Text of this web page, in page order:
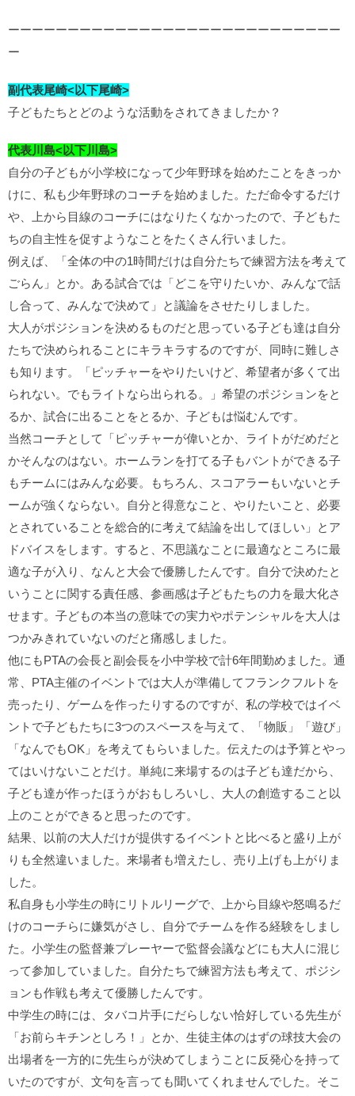
ーーーーーーーーーーーーーーーーーーーーーーーーーーーー
ー
副代表尾崎<以下尾崎>
子どもたちとどのような活動をされてきましたか？
代表川島<以下川島>
自分の子どもが小学校になって少年野球を始めたことをきっか
けに、私も少年野球のコーチを始めました。ただ命令するだけ
や、上から目線のコーチにはなりたくなかったので、子どもた
ちの自主性を促すようなことをたくさん行いました。
例えば、「全体の中の1時間だけは自分たちで練習方法を考えて
ごらん」とか。ある試合では「どこを守りたいか、みんなで話
し合って、みんなで決めて」と議論をさせたりしました。
大人がポジションを決めるものだと思っている子ども達は自分
たちで決められることにキラキラするのですが、同時に難しさ
も知ります。「ピッチャーをやりたいけど、希望者が多くて出
られない。でもライトなら出られる。」希望のポジションをと
るか、試合に出ることをとるか、子どもは悩むんです。
当然コーチとして「ピッチャーが偉いとか、ライトがだめだと
かそんなのはない。ホームランを打てる子もバントができる子
もチームにはみんな必要。もちろん、スコアラーもいないとチ
ームが強くならない。自分と得意なこと、やりたいこと、必要
とされていることを総合的に考えて結論を出してほしい」とア
ドバイスをします。すると、不思議なことに最適なところに最
適な子が入り、なんと大会で優勝したんです。自分で決めたと
いうことに関する責任感、参画感は子どもたちの力を最大化さ
せます。子どもの本当の意味での実力やポテンシャルを大人は
つかみきれていないのだと痛感しました。
他にもPTAの会長と副会長を小中学校で計6年間勤めました。通
常、PTA主催のイベントでは大人が準備してフランクフルトを
売ったり、ゲームを作ったりするのですが、私の学校ではイベ
ントで子どもたちに3つのスペースを与えて、「物販」「遊び」
「なんでもOK」を考えてもらいました。伝えたのは予算とやっ
てはいけないことだけ。単純に来場するのは子ども達だから、
子ども達が作ったほうがおもしろいし、大人の創造すること以
上のことができると思ったのです。
結果、以前の大人だけが提供するイベントと比べると盛り上が
りも全然違いました。来場者も増えたし、売り上げも上がりま
した。
私自身も小学生の時にリトルリーグで、上から目線や怒鳴るだ
けのコーチらに嫌気がさし、自分でチームを作る経験をしまし
た。小学生の監督兼プレーヤーで監督会議などにも大人に混じ
って参加していました。自分たちで練習方法も考えて、ポジシ
ョンも作戦も考えて優勝したんです。
中学生の時には、タバコ片手にだらしない恰好している先生が
「お前らキチンとしろ！」とか、生徒主体のはずの球技大会の
出場者を一方的に先生らが決めてしまうことに反発心を持って
いたのですが、文句を言っても聞いてくれませんでした。そこ